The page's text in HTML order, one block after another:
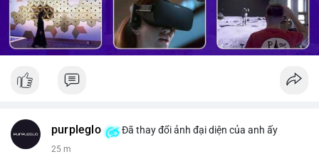
purpleglo Đã thay đổi ảnh đại diện của anh ấy
25 m